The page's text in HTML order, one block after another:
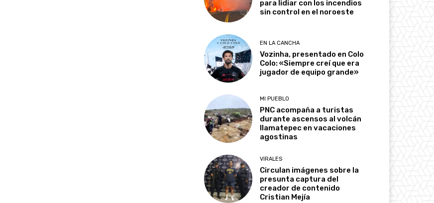
para lidiar con los incendios
sin control en el noroeste
EN LA CANCHA
Vozinha, presentado en Colo
Colo: «Siempre creí que era
jugador de equipo grande»
MI PUEBLO
PNC acompaña a turistas
durante ascensos al volcán
Ilamatepec en vacaciones
agostinas
VIRALES
Circulan imágenes sobre la
presunta captura del
creador de contenido
Cristian Mejía